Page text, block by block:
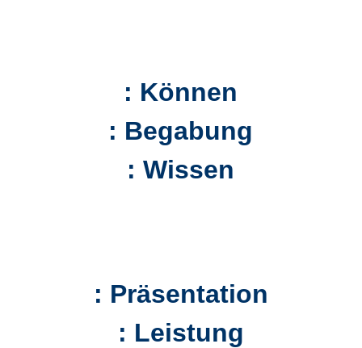
: Können
: Begabung
: Wissen
: Präsentation
: Leistung